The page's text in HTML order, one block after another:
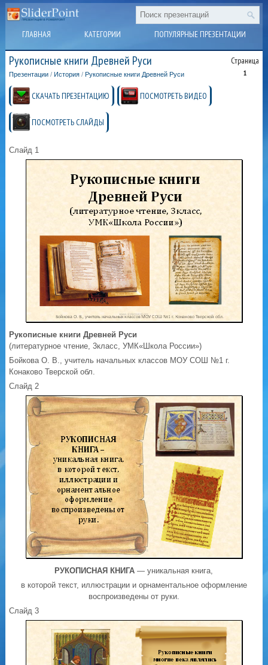
ГЛАВНАЯ КАТЕГОРИИ ПОПУЛЯРНЫЕ ПРЕЗЕНТАЦИИ
Рукописные книги Древней Руси Страница
1
Презентации / История / Рукописные книги Древней Руси
СКАЧАТЬ ПРЕЗЕНТАЦИЮ ПОСМОТРЕТЬ ВИДЕО
ПОСМОТРЕТЬ СЛАЙДЫ
Слайд 1
Рукописные книги Древней Руси
(литературное чтение, 3класс, УМК«Школа России»)
Бойкова О. В., учитель начальных классов МОУ СОШ №1 г.
Конаково Тверской обл.
Слайд 2
РУКОПИСНАЯ КНИГА — уникальная книга,
в которой текст, иллюстрации и орнаментальное оформление
воспроизведены от руки.
Слайд 3